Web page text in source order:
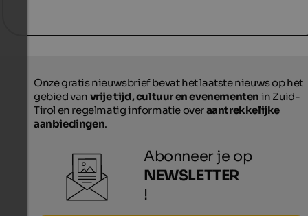
Onze gratis nieuwsbrief bevat het laatste nieuws op het
gebied van vrije tijd, cultuur en evenementen in Zuid-
Tirol en regelmatig informatie overaantrekkelijke
aanbiedingen.
Abonneer je op
NEWSLETTER
!